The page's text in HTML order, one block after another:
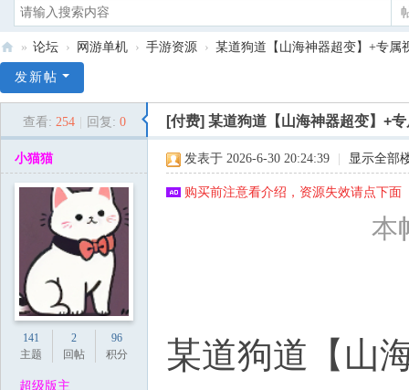
1
» 论坛 › 网游单机 › 手游资源 › 某道狗道【山海神器超变】+专属
发新帖
查看: 254 回复: 0 [付费] 某道狗道【山海神器超变】+
小猫猫
141
主题
2
回帖
96
积分
超级版主
发表于 2026-6-30 20:24:39 显示全部
购买前注意看介绍，资源失效请点下
本
某道狗道【山